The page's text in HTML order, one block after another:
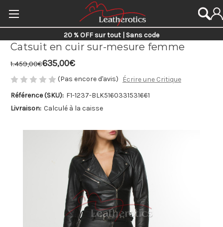
20 % OFF sur tout | Sans code
Catsuit en cuir sur-mesure femme
1.459,00€635,00€
(Pas encore d'avis)
Écrire une Critique
Référence (SKU): F1-1237-BLK5160331531661
Livraison: Calculé à la caisse